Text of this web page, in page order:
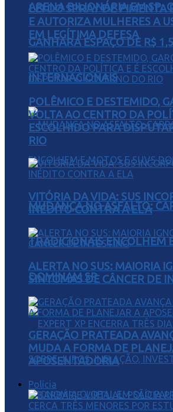
ARENA BILIONÁRIA EM SP:
GANHARÁ ESPAÇO DE R$
INTERNACIONAIS
MUDANÇA NO ASFALTO:
TRADICIONAIS ENCOLHEM
DOMINAM SP
LEI DO SPRAY DE PIMENTA
E AUTORIZA MULHERES A
EM LEGÍTIMA DEFESA
POLÊMICO E DESTEMIDO,
VOLTA AO CENTRO DA
ESCOLHIDO PARA
RIO
VITÓRIA DA VIDA: SUS
INÉDITO CONTRA A ELA
ALERTA NO SUS: MAIORIA
SINTOMAS DE CÂNCER DE
GERAÇÃO PRATEADA
MUDA A FORMA DE
APOSENTADORIA
Polícia